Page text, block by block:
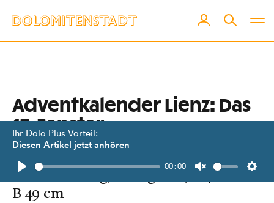
Ihr Dolo Plus Vorteil:
Diesen Artikel jetzt anhören
Play
00:00
Unmute
Adventkalender Lienz: Das
17. Fenster
Herta Hofer: "Doppelbildnis",
Farbradierung/Collagrafie, H 71 cm x
B 49 cm